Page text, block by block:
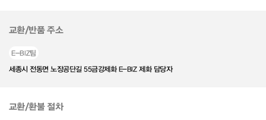
교환/반품 주소
E-BIZ팀
세종시 전동면 노장공단길 55금강제화 E-BIZ 제화 담당자
교환/환불 절차